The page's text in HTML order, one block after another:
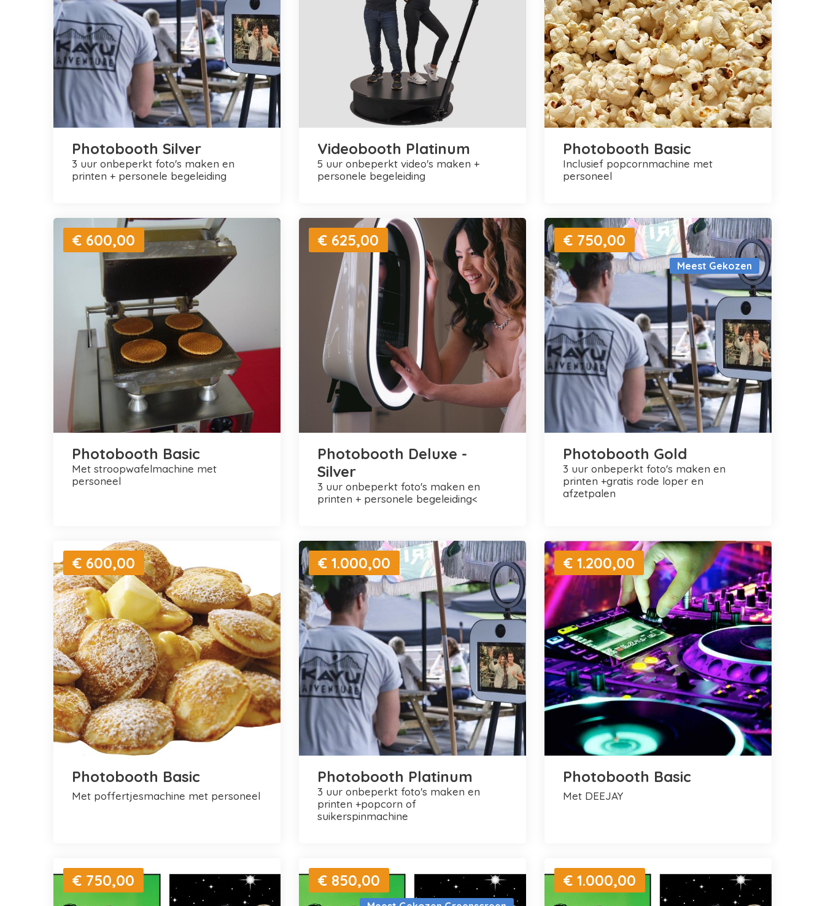
Photobooth Silver
3 uur onbeperkt foto's maken en
printen + personele begeleiding
Videobooth Platinum
5 uur onbeperkt video's maken +
personele begeleiding
Photobooth Basic
inclusief popcornmachine met
personeel
€ 600,00
Photobooth Basic
met stroopwafelmachine met
personeel
€ 625,00
Photobooth Deluxe -
Silver
3 uur onbeperkt foto's maken en
printen + personele begeleiding<
Meest Gekozen
€ 750,00
Photobooth Gold
3 uur onbeperkt foto's maken en
printen +gratis rode loper en
afzetpalen
€ 600,00
Photobooth Basic
met poffertjesmachine met personeel
€ 1.000,00
Photobooth Platinum
3 uur onbeperkt foto's maken en
printen +popcorn of
suikerspinmachine
€ 1.200,00
Photobooth Basic
met DEEJAY
€ 750,00 € 850,00 € 1.000,00